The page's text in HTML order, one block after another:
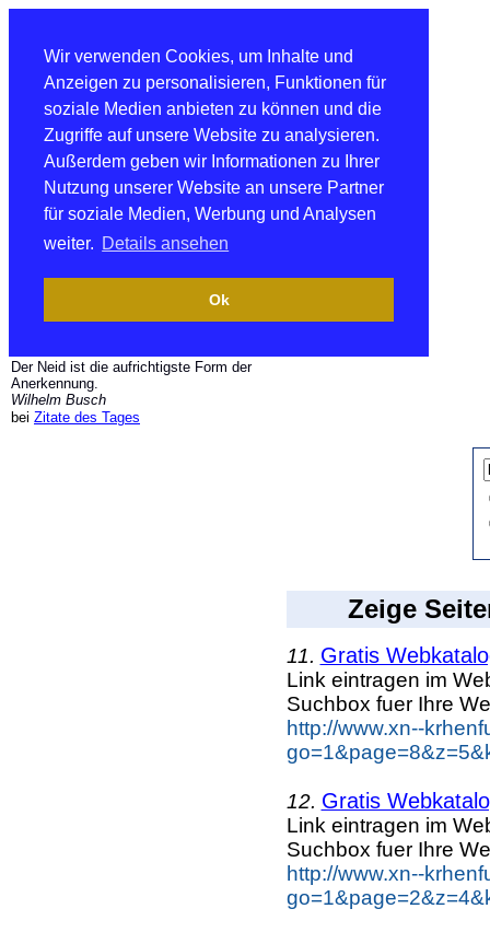
Wir verwenden Cookies, um Inhalte und
Anzeigen zu personalisieren, Funktionen für
soziale Medien anbieten zu können und die
Zugriffe auf unsere Website zu analysieren.
Außerdem geben wir Informationen zu Ihrer
Nutzung unserer Website an unsere Partner
für soziale Medien, Werbung und Analysen
weiter. Details ansehen
Ok
Der Neid ist die aufrichtigste Form der
Anerkennung.
Wilhelm Busch
bei Zitate des Tages
Zeige
11. Gratis
Link eintragen im
Suchbox fuer Ihre
http://www.xn--
12. Gratis
Link eintragen im
Suchbox fuer Ihre
http://www.xn--